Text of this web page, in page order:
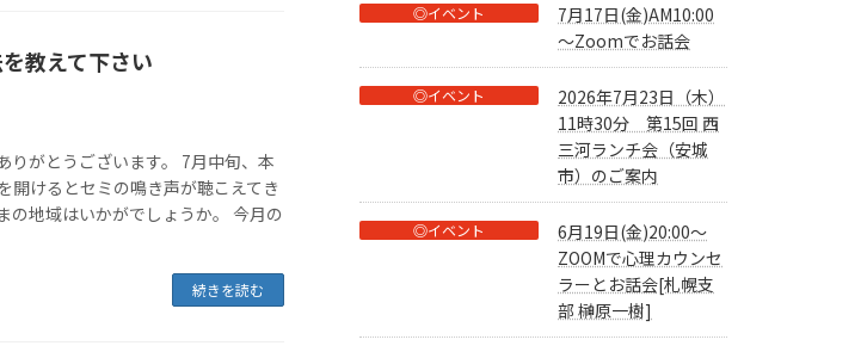
教えて下さい
りがとうございます。 7月中旬、本
開けるとセミの鳴き声が聴こえてき
の地域はいかがでしょうか。 今月の
続きを読む
◎イベント
7月17日(金)AM10:00
～Zoomでお話会
◎イベント
2026年7月23日（木）
11時30分 第15回 西
三河ランチ会（安城
市）のご案内
◎イベント
6月19日(金)20:00～
ZOOMで心理カウンセ
ラーとお話会[札幌支
部 榊原一樹]